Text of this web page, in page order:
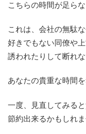
こちらの時間が足ら
これは、会社の無駄な
好きでもない同僚や
誘われたりして断れ
あなたの貴重な時間
一度、見直してみると
節約出来るかもしれま